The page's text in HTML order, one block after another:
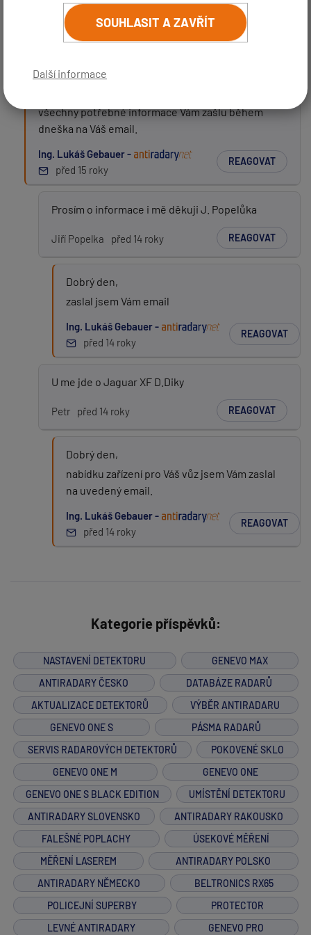
SOUHLASIT A ZAVŘÍT
Další informace
email bude skrytý - slouží pro notifikace při odpovědi)
Předmět:
PŘIDAT PŘÍSPĚVEK
odpověď. Pavel
Pavel Kaňka před 15 roky REAGOVAT
všechny potřebné informace Vám zašlu během
dneška na Váš email.
Ing. Lukáš Gebauer -
před 15 roky
REAGOVAT
Prosím o informace i mě děkuji J. Popelůka
Jiří Popelka před 14 roky REAGOVAT
Dobrý den,
zaslal jsem Vám email
Ing. Lukáš Gebauer -
před 14 roky
REAGOVAT
U me jde o Jaguar XF D.Diky
Petr před 14 roky REAGOVAT
Dobrý den,
nabídku zařízení pro Váš vůz jsem Vám zaslal
na uvedený email.
Ing. Lukáš Gebauer -
před 14 roky
REAGOVAT
Kategorie příspěvků:
NASTAVENÍ DETEKTORU
GENEVO MAX
ANTIRADARY ČESKO
DATABÁZE RADARŮ
AKTUALIZACE DETEKTORŮ
VÝBĚR ANTIRADARU
GENEVO ONE S
PÁSMA RADARŮ
SERVIS RADAROVÝCH DETEKTORŮ
POKOVENÉ SKLO
GENEVO ONE M
GENEVO ONE
GENEVO ONE S BLACK EDITION
UMÍSTĚNÍ DETEKTORU
ANTIRADARY SLOVENSKO
ANTIRADARY RAKOUSKO
FALEŠNÉ POPLACHY
ÚSEKOVÉ MĚŘENÍ
MĚŘENÍ LASEREM
ANTIRADARY POLSKO
ANTIRADARY NĚMECKO
BELTRONICS RX65
POLICEJNÍ SUPERBY
PROTECTOR
LEVNÉ ANTIRADARY
GENEVO PRO